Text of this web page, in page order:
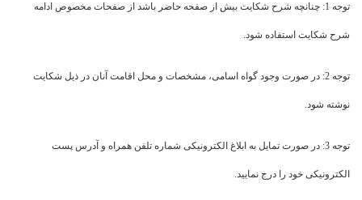
توجه 1: چنانچه شرح شکایت بیش از صفحه حاضر باشد از صفحات مخصوص ادامه
شرح شکایت استفاده شود.
توجه 2: در صورت وجود گواه اسامی، مشخصات و محل اقامت آنان در ذیل شکایت
نوشته شود.
توجه 3: در صورت تمایل به ابلاغ الکترونیکی شماره تلفن همراه و آدرس پست
الکترونیکی خود را درج نمایید.